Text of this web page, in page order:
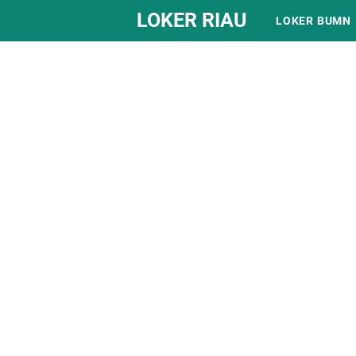
LOKER RIAU LOKER BUMN